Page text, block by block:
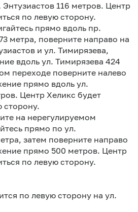
Энтузиастов 116 метров. Центр
по левую сторону.
прямо вдоль пр.
метра, поверните направо на
и ул. Тимирязева,
вдоль ул. Тимирязева 424
переходе поверните налево
прямо вдоль ул.
Центр Хеликс будет
сторону.
на нерегулируемом
прямо по ул.
затем поверните направо
прямо 500 метров. Центр
по левую сторону.
по левую сторону на ул.